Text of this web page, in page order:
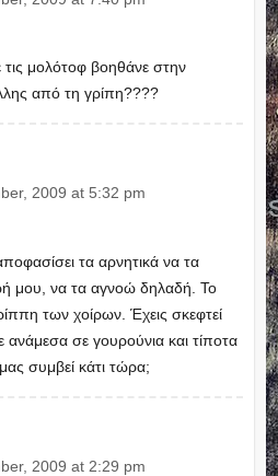
τις μολότοφ βοηθάνε στην
από τη γρίπη????
2009 at 5:32 pm
τα αρνητικά να τα
μου, να τα αγνοώ δηλαδή. Το
των χοίρων. Έχεις σκεφτεί
ανάμεσα σε γουρούνια και τίποτα
συμβεί κάτι τώρα;
2009 at 2:29 pm